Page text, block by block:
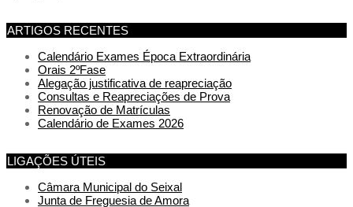
ARTIGOS RECENTES
Calendário Exames Época Extraordinária
Orais 2ºFase
Alegação justificativa de reapreciação
Consultas e Reapreciações de Prova
Renovação de Matrículas
Calendário de Exames 2026
LIGAÇÕES ÚTEIS
Câmara Municipal do Seixal
Junta de Freguesia de Amora